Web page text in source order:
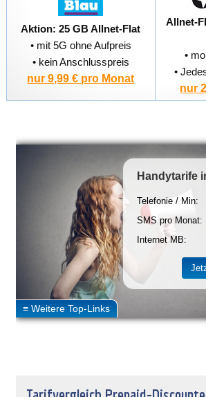
Aktion: 25 GB Allnet-Flat
• mit 5G ohne Aufpreis
• kein Anschlusspreis
nur 9,99 € pro Monat
Allnet-
•
•
nur
Handytarife
Telefonie / Min:
SMS pro Monat:
Internet MB: